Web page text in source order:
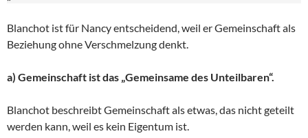
Blanchot ist für Nancy entscheidend, weil er Gemeinschaft als
Beziehung ohne Verschmelzung denkt.
a) Gemeinschaft ist das „Gemeinsame des Unteilbaren“.
Blanchot beschreibt Gemeinschaft als etwas, das nicht geteilt
werden kann, weil es kein Eigentum ist.